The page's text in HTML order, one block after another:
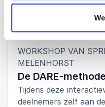
Inspirerende
spelen ook in
Praktische tips om
structureel een
teams
WORKSHOP VAN
MELENHORST
De DARE-
Tijdens deze
deelnemers zelf aan